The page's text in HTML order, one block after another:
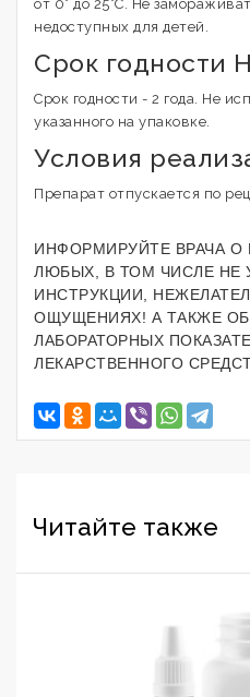
от 0° до 25°С. Не
недоступных для детей.
Срок годности
Срок годности - 2 года. Не
указанного на упаковке.
Условия
Препарат отпускается по
ИНФОРМИРУЙТЕ ВРАЧА О
ЛЮБЫХ, В ТОМ ЧИСЛЕ НЕ
ИНСТРУКЦИИ,
ОЩУЩЕНИЯХ! А ТАКЖЕ
ЛАБОРАТОРНЫХ
ЛЕКАРСТВЕННОГО
Читайте также